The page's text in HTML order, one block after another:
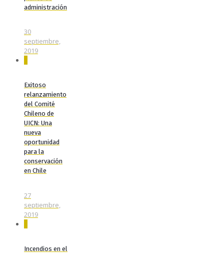
administración
30
septiembre,
2019
Exitoso
relanzamiento
del Comité
Chileno de
UICN: Una
nueva
oportunidad
para la
conservación
en Chile
27
septiembre,
2019
Incendios en el